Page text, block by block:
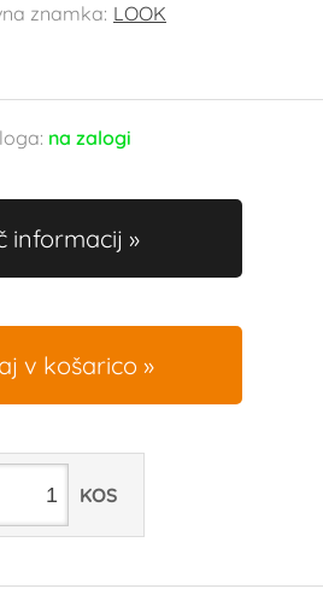
znamka: LOOK
na zalogi
informacij
v košarico
KOS